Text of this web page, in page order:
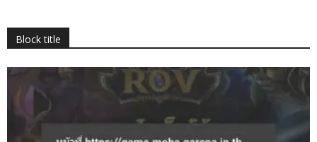
Block title